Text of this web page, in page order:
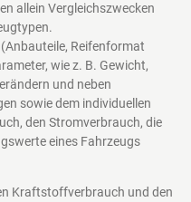
allein Vergleichszwecken
Reifenformat
wie z. B. Gewicht,
und neben
sowie dem individuellen
den Stromverbrauch, die
eines Fahrzeugs
Kraftstoffverbrauch und den